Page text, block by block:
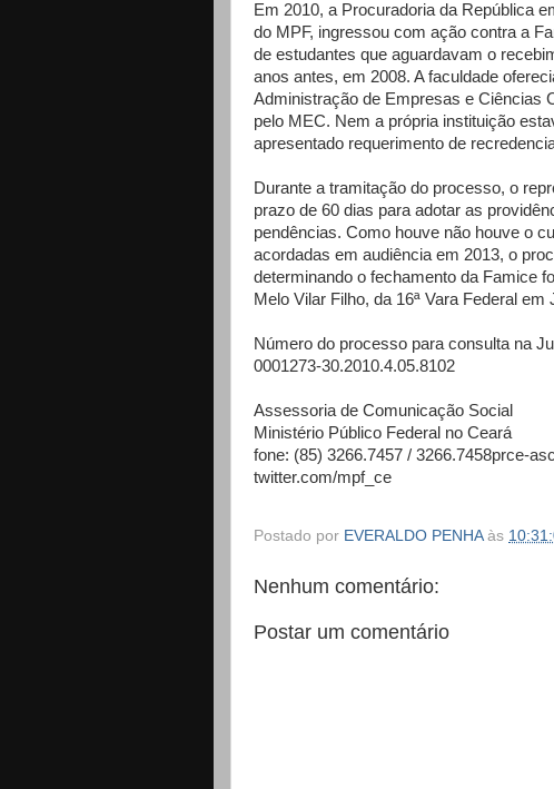
Em 2010, a Procuradoria da República
do MPF, ingressou com ação contra a
de estudantes que aguardavam o
anos antes, em 2008. A faculdade
Administração de Empresas e Ciências
pelo MEC. Nem a própria instituição
apresentado requerimento de
Durante a tramitação do processo, o
prazo de 60 dias para adotar as
pendências. Como houve não houve o
acordadas em audiência em 2013, o
determinando o fechamento da Famice
Melo Vilar Filho, da 16ª Vara Federal em
Número do processo para consulta na
0001273-30.2010.4.05.8102
Assessoria de Comunicação Social
Ministério Público Federal no Ceará
fone: (85) 3266.7457 / 3266.7458prce-
twitter.com/mpf_ce
Postado por EVERALDO PENHA às
Nenhum comentário:
Postar um comentário